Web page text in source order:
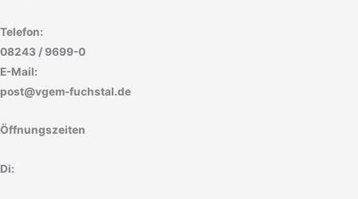
Telefon:
08243 / 9699-0
E-Mail:
post@vgem-fuchstal.de
Öffnungszeiten
Di: